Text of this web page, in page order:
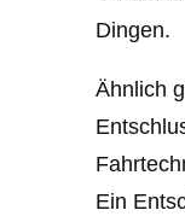
Dingen.
Ähnlich
Ein